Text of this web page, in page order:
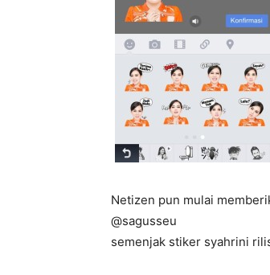
Netizen pun mulai
@sagusseu
semenjak stiker syahrini